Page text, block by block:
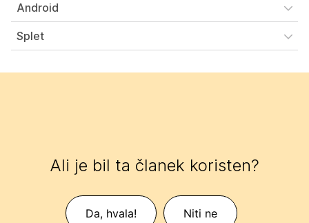
Android
Splet
Ali je bil ta članek koristen?
Da, hvala! Niti ne